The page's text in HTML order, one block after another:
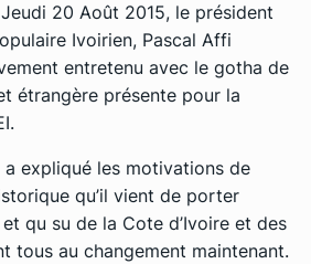
20 Août 2015, le président
Ivoirien, Pascal Affi
entretenu avec le gotha de
étrangère présente pour la
expliqué les motivations de
qu’il vient de porter
qu su de la Cote d’Ivoire et des
tous au changement maintenant.